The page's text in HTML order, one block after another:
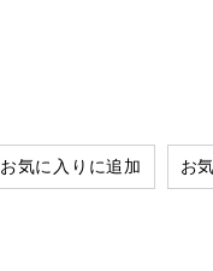
お気に入りに追加 お